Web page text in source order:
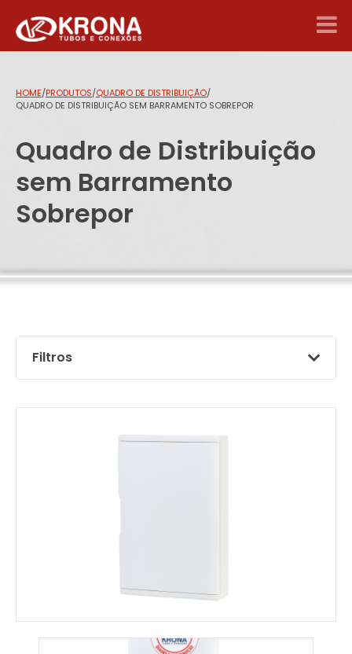
HOME/PRODUTOS/QUADRO DE DISTRIBUIÇÃO/
QUADRO DE DISTRIBUIÇÃO SEM BARRAMENTO SOBREPOR
Quadro de Distribuição
sem Barramento
Sobrepor
Filtros